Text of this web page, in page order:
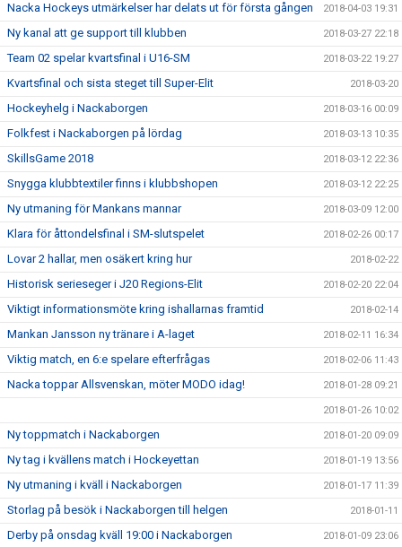
Nacka Hockeys utmärkelser har delats ut för första gången 2018-04-03 19:31
Ny kanal att ge support till klubben 2018-03-27 22:18
Team 02 spelar kvartsfinal i U16-SM 2018-03-22 19:27
Kvartsfinal och sista steget till Super-Elit 2018-03-20
Hockeyhelg i Nackaborgen 2018-03-16 00:09
Folkfest i Nackaborgen på lördag 2018-03-13 10:35
SkillsGame 2018 2018-03-12 22:36
Snygga klubbtextiler finns i klubbshopen 2018-03-12 22:25
Ny utmaning för Mankans mannar 2018-03-09 12:00
Klara för åttondelsfinal i SM-slutspelet 2018-02-26 00:17
Lovar 2 hallar, men osäkert kring hur 2018-02-22
Historisk serieseger i J20 Regions-Elit 2018-02-20 22:04
Viktigt informationsmöte kring ishallarnas framtid 2018-02-14
Mankan Jansson ny tränare i A-laget 2018-02-11 16:34
Viktig match, en 6:e spelare efterfrågas 2018-02-06 11:43
Nacka toppar Allsvenskan, möter MODO idag! 2018-01-28 09:21
2018-01-26 10:02
Ny toppmatch i Nackaborgen 2018-01-20 09:09
Ny tag i kvällens match i Hockeyettan 2018-01-19 13:56
Ny utmaning i kväll i Nackaborgen 2018-01-17 11:39
Storlag på besök i Nackaborgen till helgen 2018-01-11
Derby på onsdag kväll 19:00 i Nackaborgen 2018-01-09 23:06